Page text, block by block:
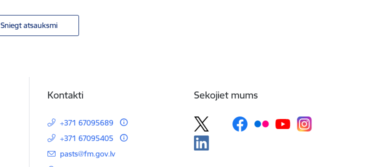
Sniegt atsauksmi
Kontakti
+371 67095689
+371 67095405
E-pasts:
pasts@fm.gov.lv
Sekojiet mums